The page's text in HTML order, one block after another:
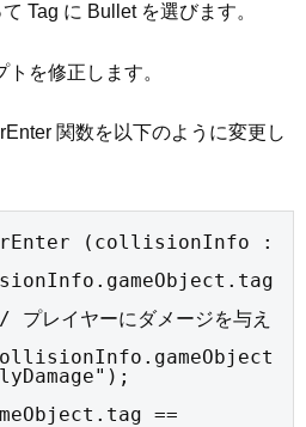
Tag に Bullet を選びます。
を修正します。
関数を以下のように変更し
(collisionInfo :
==